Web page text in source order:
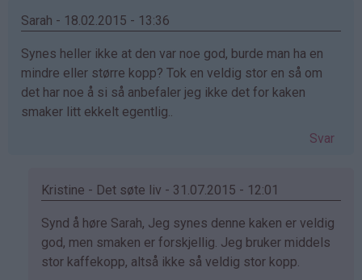
(ikke
Sarah - 18.02.2015 - 13:36
Synes heller ikke at den var noe god, burde man ha en
mindre eller større kopp? Tok en veldig stor en så om
det har noe å si så anbefaler jeg ikke det for kaken
smaker litt ekkelt egentlig..
Svar
Kristine - Det søte liv - 31.07.2015 - 12:01
Som
svar
på
Synd å høre Sarah, Jeg synes denne kaken er veldig
god, men smaken er forskjellig. Jeg bruker middels
stor kaffekopp, altså ikke så veldig stor kopp.